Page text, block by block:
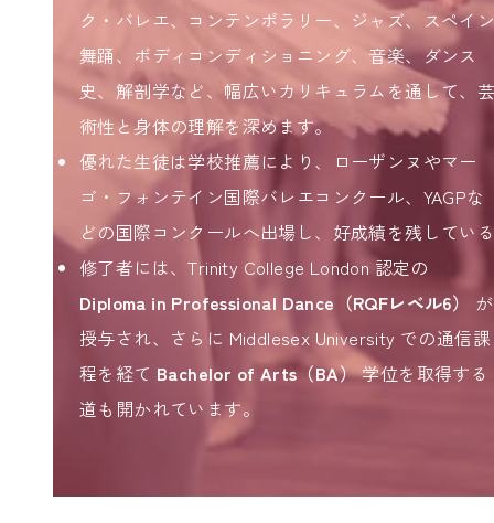
ク・バレエ、コンテンポラリー、ジャズ、スペイ
舞踊、ボディコンディショニング、音楽、ダンス
史、解剖学など、幅広いカリキュラムを通して、
術性と身体の理解を深めます。
優れた生徒は学校推薦により、ローザンヌやマー
ゴ・フォンテイン国際バレエコンクール、YAGPな
どの国際コンクールへ出場し、好成績を残してい
修了者には、Trinity College London 認定の
Diploma in Professional Dance（RQFレベル6）
が
授与され、さらに Middlesex University での通信課
程を経て Bachelor of Arts（BA）学位を取得する
道も開かれています。